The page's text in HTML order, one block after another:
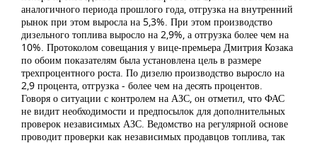
аналогичного периода прошлого года, отгрузка на внутренний
рынок при этом выросла на 5,3%. При этом производство
дизельного топлива выросло на 2,9%, а отгрузка более чем на
10%. Протоколом совещания у вице-премьера Дмитрия Козака
по обоим показателям была установлена цель в размере
трехпроцентного роста. По дизелю производство выросло на
2,9 процента, отгрузка - более чем на десять процентов.
Говоря о ситуации с контролем на АЗС, он отметил, что ФАС
не видит необходимости и предпосылок для дополнительных
проверок независимых АЗС. Ведомство на регулярной основе
проводит проверки как независимых продавцов топлива, так